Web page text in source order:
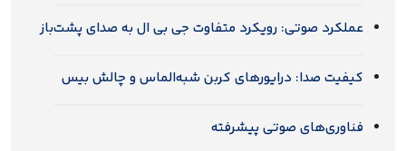
عملکرد صوتی: رویکرد متفاوت جی بی ال به صدای پشت‌باز
کیفیت صدا: درایورهای کربن شبه‌الماس و چالش بیس
فناوری‌های صوتی پیشرفته